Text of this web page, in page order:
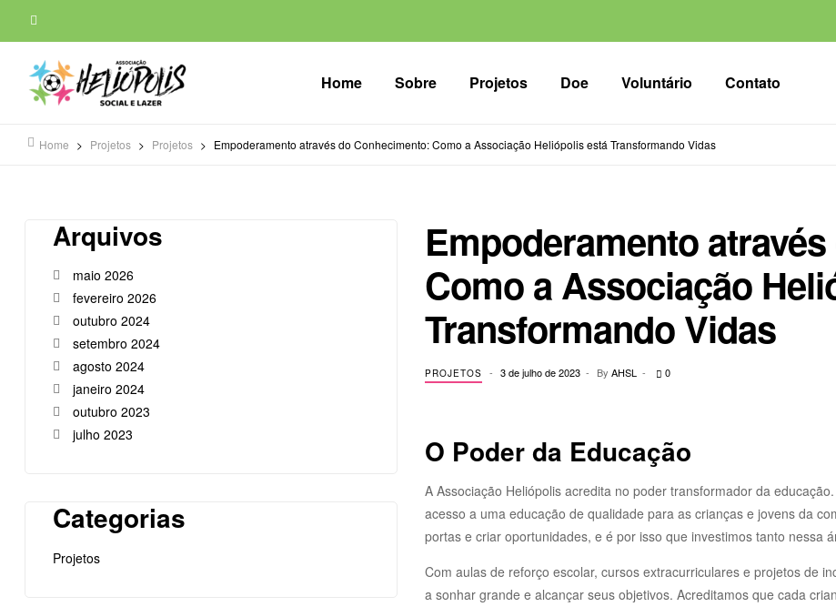
Home Sobre Projetos Doe Voluntário Contato
Home > Projetos > Projetos > Empoderamento através do Conhecimento: Como a Associação Heliópolis está Transformando Vidas
Empoderamento
Como a Associação
Transformando Vidas
PROJETOS 3 de julho de 2023 By AHSL 0
O Poder da Educação
A Associação Heliópolis acredita no poder transformador da
acesso a uma educação de qualidade para as crianças e jovens da
portas e criar oportunidades, e é por isso que investimos tanto nessa
Com aulas de reforço escolar, cursos extracurriculares e projetos de
a sonhar grande e alcançar seus objetivos. Acreditamos que cada
Arquivos
maio 2026
fevereiro 2026
outubro 2024
setembro 2024
agosto 2024
janeiro 2024
outubro 2023
julho 2023
Categorias
Projetos